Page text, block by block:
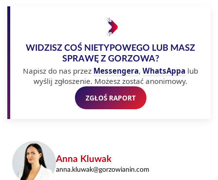
WIDZISZ COŚ NIETYPOWEGO LUB MASZ
SPRAWĘ Z GORZOWA?
Napisz do nas przez Messengera, WhatsAppa lub
wyślij zgłoszenie. Możesz zostać anonimowy.
ZGŁOŚ RAPORT
Anna Kluwak
anna.kluwak@gorzowianin.com